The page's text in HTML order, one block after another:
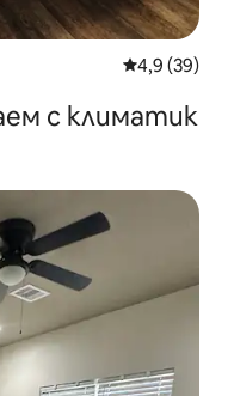
Средна
4,9 (39)
с климатик